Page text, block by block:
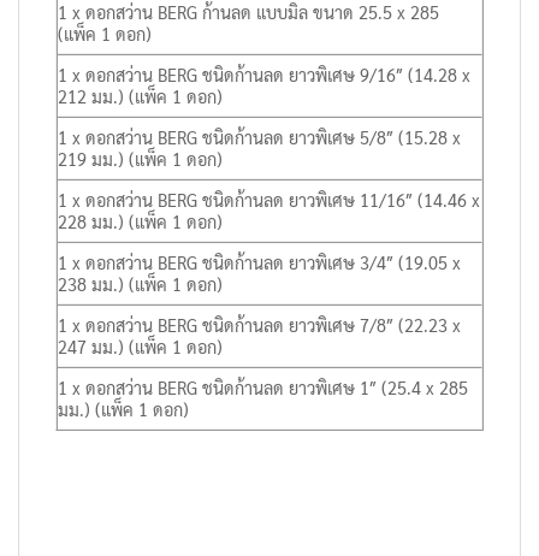
1 x ดอกสว่าน BERG ก้านลด แบบมิล ขนาด 25.5 x 285
(แพ็ค 1 ดอก)
1 x ดอกสว่าน BERG ชนิดก้านลด ยาวพิเศษ 9/16″ (14.28 x
212 มม.) (แพ็ค 1 ดอก)
1 x ดอกสว่าน BERG ชนิดก้านลด ยาวพิเศษ 5/8″ (15.28 x
219 มม.) (แพ็ค 1 ดอก)
1 x ดอกสว่าน BERG ชนิดก้านลด ยาวพิเศษ 11/16″ (14.46 x
228 มม.) (แพ็ค 1 ดอก)
1 x ดอกสว่าน BERG ชนิดก้านลด ยาวพิเศษ 3/4″ (19.05 x
238 มม.) (แพ็ค 1 ดอก)
1 x ดอกสว่าน BERG ชนิดก้านลด ยาวพิเศษ 7/8″ (22.23 x
247 มม.) (แพ็ค 1 ดอก)
1 x ดอกสว่าน BERG ชนิดก้านลด ยาวพิเศษ 1″ (25.4 x 285
มม.) (แพ็ค 1 ดอก)